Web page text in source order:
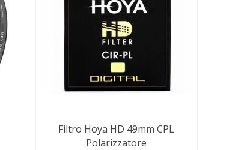
Filtro Hoya HD 49mm CPL
Polarizzatore